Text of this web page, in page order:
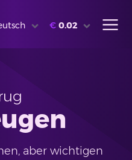
€ 0.02
aber wichtigen